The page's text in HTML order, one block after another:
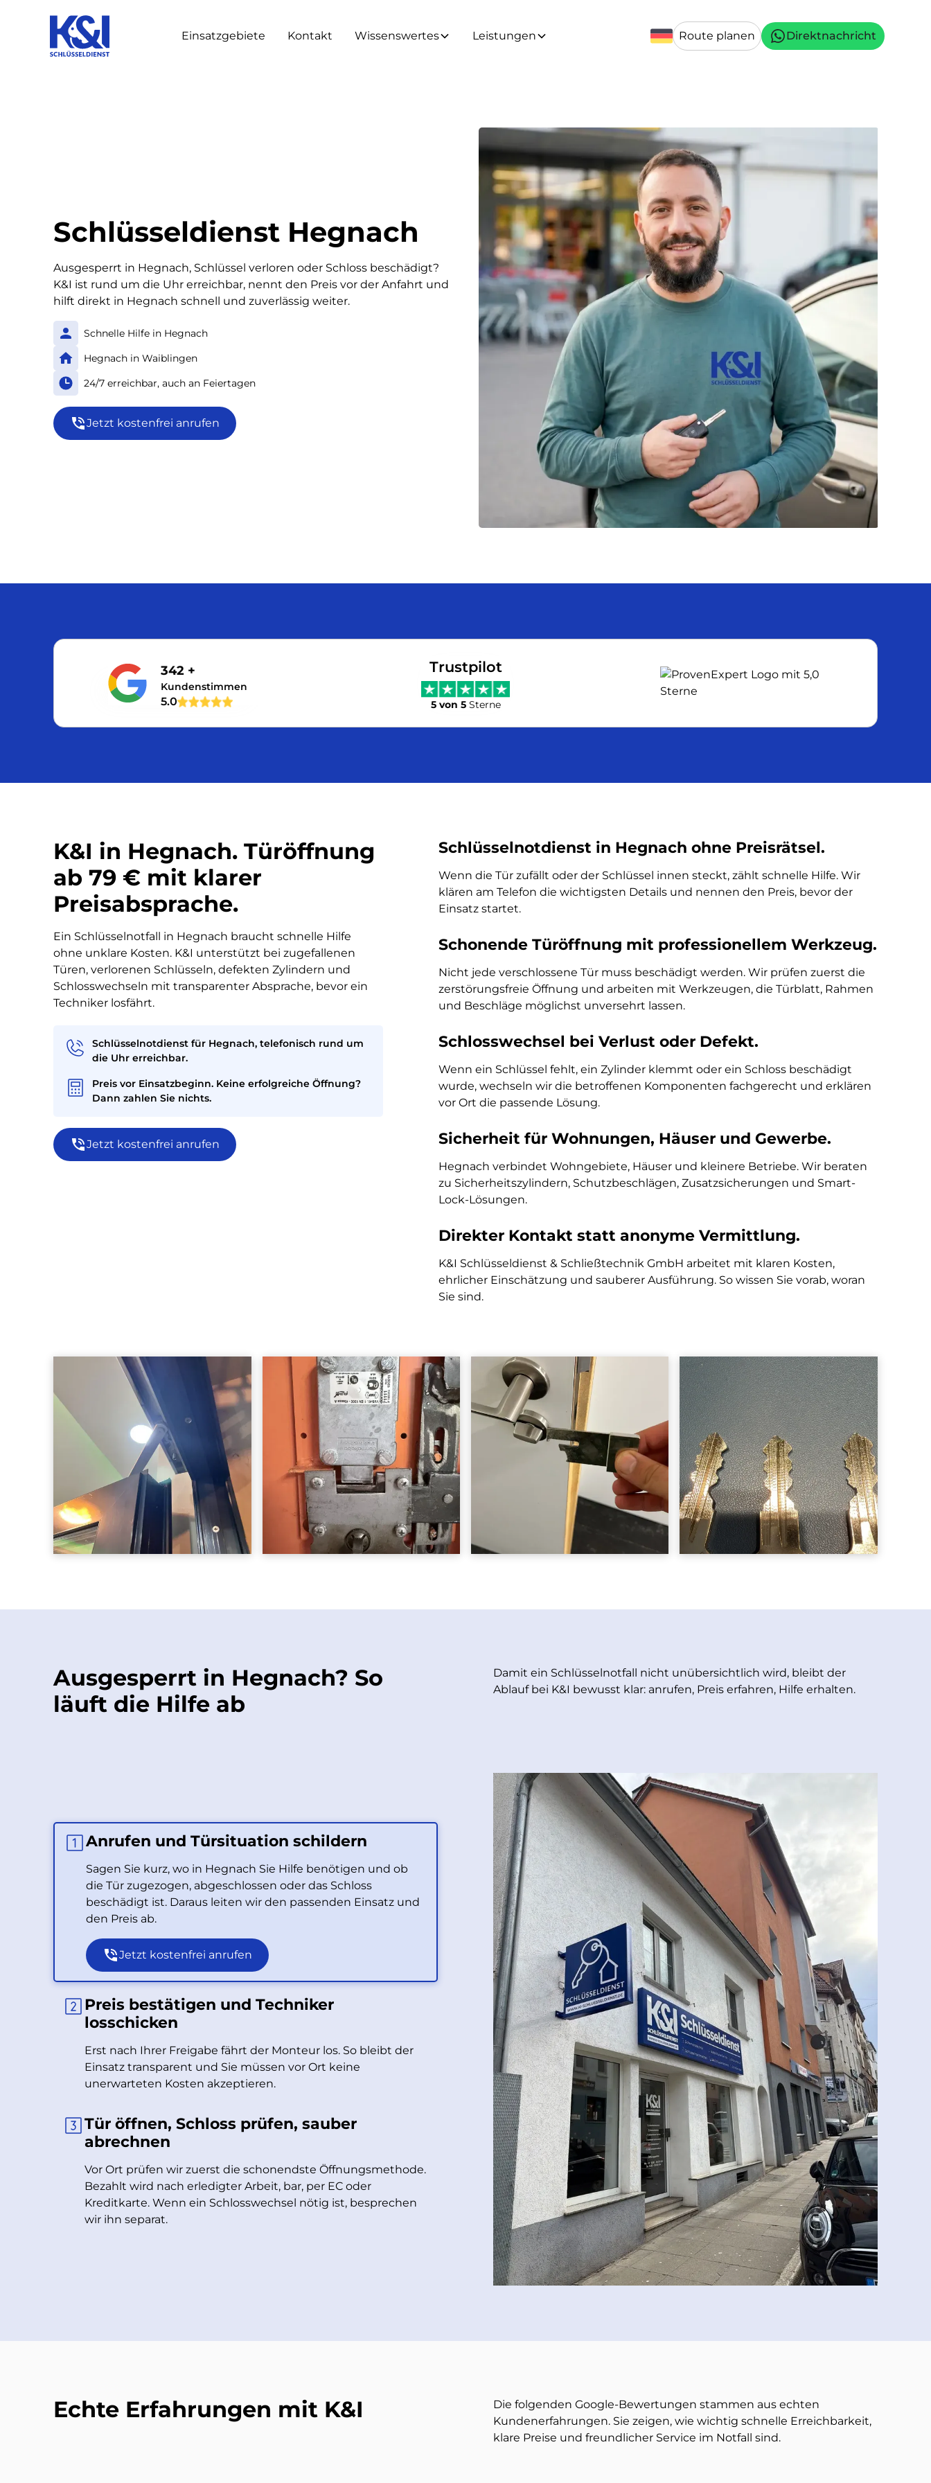
Einsatzgebiete Kontakt Wissenswertes Leistungen Route planen Direktnachricht
Schlüsseldienst Hegnach
Ausgesperrt in Hegnach, Schlüssel verloren oder Schloss beschädigt?
K&I ist rund um die Uhr erreichbar, nennt den Preis vor der Anfahrt und
hilft direkt in Hegnach schnell und zuverlässig weiter.
Schnelle Hilfe in Hegnach
Hegnach in Waiblingen
24/7 erreichbar, auch an Feiertagen
Jetzt kostenfrei anrufen
342 +
Kundenstimmen
5.0
Trustpilot
5 von 5 Sterne
K&I in Hegnach. Türöffnung
ab 79 € mit klarer
Preisabsprache.
Ein Schlüsselnotfall in Hegnach braucht schnelle Hilfe
ohne unklare Kosten. K&I unterstützt bei zugefallenen
Türen, verlorenen Schlüsseln, defekten Zylindern und
Schlosswechseln mit transparenter Absprache, bevor ein
Techniker losfährt.
Schlüsselnotdienst für Hegnach, telefonisch rund um
die Uhr erreichbar.
Preis vor Einsatzbeginn. Keine erfolgreiche Öffnung?
Dann zahlen Sie nichts.
Jetzt kostenfrei anrufen
Schlüsselnotdienst in Hegnach ohne Preisrätsel.
Wenn die Tür zufällt oder der Schlüssel innen steckt, zählt schnelle Hilfe. Wir
klären am Telefon die wichtigsten Details und nennen den Preis, bevor der
Einsatz startet.
Schonende Türöffnung mit professionellem Werkzeug.
Nicht jede verschlossene Tür muss beschädigt werden. Wir prüfen zuerst die
zerstörungsfreie Öffnung und arbeiten mit Werkzeugen, die Türblatt, Rahmen
und Beschläge möglichst unversehrt lassen.
Schlosswechsel bei Verlust oder Defekt.
Wenn ein Schlüssel fehlt, ein Zylinder klemmt oder ein Schloss beschädigt
wurde, wechseln wir die betroffenen Komponenten fachgerecht und erklären
vor Ort die passende Lösung.
Sicherheit für Wohnungen, Häuser und Gewerbe.
Hegnach verbindet Wohngebiete, Häuser und kleinere Betriebe. Wir beraten
zu Sicherheitszylindern, Schutzbeschlägen, Zusatzsicherungen und Smart-
Lock-Lösungen.
Direkter Kontakt statt anonyme Vermittlung.
K&I Schlüsseldienst & Schließtechnik GmbH arbeitet mit klaren Kosten,
ehrlicher Einschätzung und sauberer Ausführung. So wissen Sie vorab, woran
Sie sind.
Ausgesperrt in Hegnach? So
läuft die Hilfe ab
Damit ein Schlüsselnotfall nicht unübersichtlich wird, bleibt der
Ablauf bei K&I bewusst klar: anrufen, Preis erfahren, Hilfe erhalten.
Anrufen und Türsituation schildern
Sagen Sie kurz, wo in Hegnach Sie Hilfe benötigen und ob
die Tür zugezogen, abgeschlossen oder das Schloss
beschädigt ist. Daraus leiten wir den passenden Einsatz und
den Preis ab.
Jetzt kostenfrei anrufen
Preis bestätigen und Techniker
losschicken
Erst nach Ihrer Freigabe fährt der Monteur los. So bleibt der
Einsatz transparent und Sie müssen vor Ort keine
unerwarteten Kosten akzeptieren.
Tür öffnen, Schloss prüfen, sauber
abrechnen
Vor Ort prüfen wir zuerst die schonendste Öffnungsmethode.
Bezahlt wird nach erledigter Arbeit, bar, per EC oder
Kreditkarte. Wenn ein Schlosswechsel nötig ist, besprechen
wir ihn separat.
Echte Erfahrungen mit K&I
Die folgenden Google-Bewertungen stammen aus echten
Kundenerfahrungen. Sie zeigen, wie wichtig schnelle Erreichbarkeit,
klare Preise und freundlicher Service im Notfall sind.